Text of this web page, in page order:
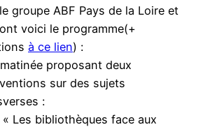
groupe ABF Pays de la Loire et
voici le programme(+
à ce lien) :
proposant deux
sur des sujets
:
« Les bibliothèques face aux